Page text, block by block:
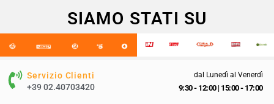
SIAMO STATI SU
Servizio Clienti
+39 02.40703420
dal Lunedì al Venerdì
9:30 - 12:00| 15:00 - 17:00